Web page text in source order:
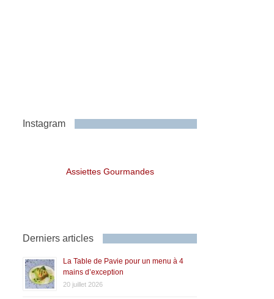
Instagram
Assiettes Gourmandes
Derniers articles
La Table de Pavie pour un menu à 4
mains d’exception
20 juillet 2026